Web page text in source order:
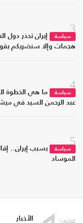
3
سياسة
إيران تحذر دول
هجمات وإلا سنضربكم
4
سياسة
ما هي الخطوة
عبد الرحمن السيد في
5
سياسة
الموساد
الأخبار